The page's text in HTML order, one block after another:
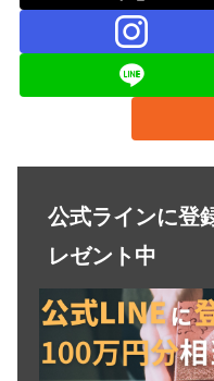
公式ラインに登
レゼント中